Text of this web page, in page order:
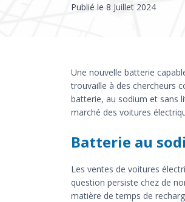
Publié le 8 Juillet 2024
Une nouvelle batterie
trouvaille à des chercheurs
batterie, au sodium et sans
marché des voitures
Batterie au
Les ventes de voitures
question persiste chez de
matière de temps de